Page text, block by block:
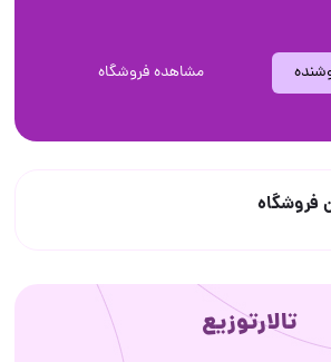
مشاهده فروشگاه
فروشگاه
تالارتوزیع